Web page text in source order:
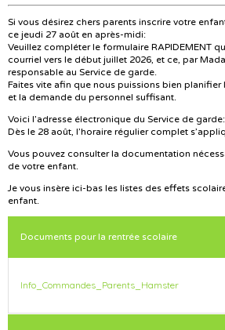
Si vous désirez chers parents inscrire votre
ce jeudi 27 août en après-midi:
Veuillez compléter le formulaire RAPIDEMENT
courriel vers le début juillet 2026, et ce, par
responsable au Service de garde.
Faites vite afin que nous puissions bien planifier
et la demande du personnel suffisant.
Voici l’adresse électronique du Service de garde:
Dès le 28 août, l’horaire régulier complet
Vous pouvez consulter la documentation
de votre enfant.
Je vous insère ici-bas les listes des effets
enfant.
Documents pour la rentrée scolaire
Info_Commandes_Parents_Hamster